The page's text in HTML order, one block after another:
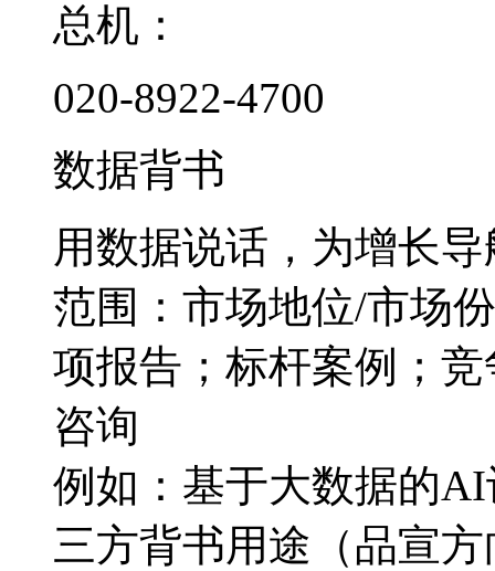
总机：
020-8922-4700
数据背书
用数据说话，为增长导
范围：市场地位/市场
项报告；标杆案例；
咨询
例如：基于大数据的
三方背书用途（品宣